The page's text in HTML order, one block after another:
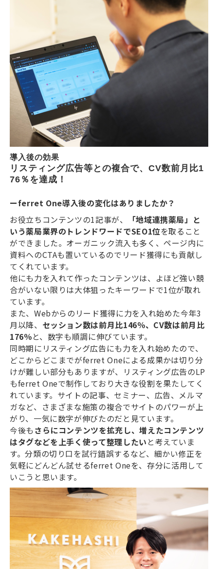
導入後の効果
リスティング広告等との複合で、CV数前月比1
76％を達成！
ーferret One導入後の変化はありましたか？
お役立ちコンテンツの1記事が、
「地域連携薬局」と
いう薬局業界のトレンドワードでSEO1位を取ること
ができました。オーガニック流入も多く、ページ内に
資料へのCTAも置いているのでリード獲得にも貢献し
てくれています。
他にも力を入れて作ったコンテンツは、よほど強い競
合がいない限りは大体狙ったキーワードで1位が取れ
ています。
また、Webからのリード獲得に力を入れ始めた今年3
月以降、 セッション数は前月比146％、CV数は前月比
176％と、数字も順調に伸びています。
同時期にリスティング広告にも力を入れ始めたので、
どこからどこまでがferret Oneによる成果かは切り分
けが難しい部分もありますが、リスティング広告のLP
もferret Oneで制作しており大きな役割を果たしてく
れています。サイトの記事、セミナー、広告、メルマ
ガなど、さまざまな施策の複合でサイトのパワーが上
がり、一気に数字が伸びたのだと見ています。
今後も さらにコンテンツを拡充し、増えたコンテンツ
はタグなどを上手く使って整理したい と考えていま
す。分類の切り口を試行錯誤するなど、細かい修正を
気軽にどんどん試せるferret Oneを、存分に活用して
いこうと思います。